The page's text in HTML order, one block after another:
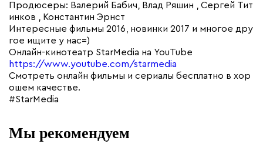
Продюсеры: Валерий Бабич, Влад Ряшин , Сергей Тит
инков , Константин Эрнст
Интересные фильмы 2016, новинки 2017 и многое дру
гое ищите у нас=)
Онлайн-кинотеатр StarMedia на YouTube
https://www.youtube.com/starmedia
Смотреть онлайн фильмы и сериалы бесплатно в хор
ошем качестве.
#StarMedia
Мы рекомендуем